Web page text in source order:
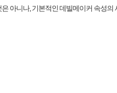
아니나, 기본적인 데빌메이커 속성의